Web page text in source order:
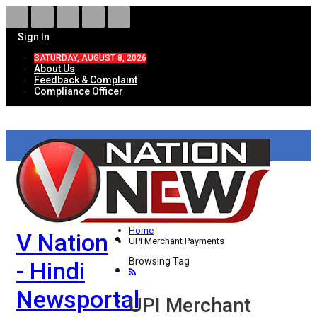
Sign In
SATURDAY, AUGUST 8, 2026
About Us
Feedback & Complaint
Compliance Officer
V Nation
- Hindi
Newsportal
HOME
ताज़ा खबरें
देश
विदेश
राज्य
उत्तर प्रदेश
Home
UPI Merchant Payments
Browsing Tag
UPI Merchant